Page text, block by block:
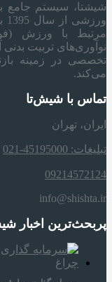
شیشتا، سیستم جامع
مرتبط با ورزش
نوآوری‌های تربیت
تخصصی در زمینه
می‌کند.
تماس با شیش‌تا
ایران، تهران
تبلیغات: 45195000-021
09214572124
info@shishta.ir
پربحث‌ترین اخبار